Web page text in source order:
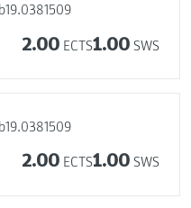
2.00 ECTS1.00 SWS
2.00 ECTS1.00 SWS